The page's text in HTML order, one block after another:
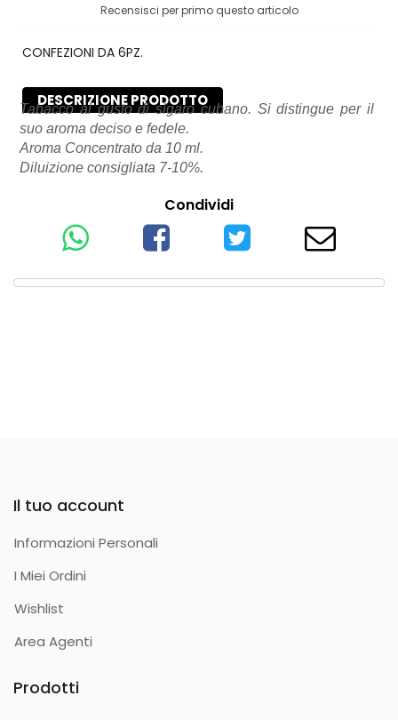
Recensisci per primo questo articolo
CONFEZIONI DA 6PZ.
DESCRIZIONE PRODOTTO
Tabacco al gusto di sigaro cubano. Si distingue per il
suo aroma deciso e fedele.
Aroma Concentrato da 10 ml.
Diluizione consigliata 7-10%.
Condividi
Il tuo account
Informazioni Personali
I Miei Ordini
Wishlist
Area Agenti
Prodotti